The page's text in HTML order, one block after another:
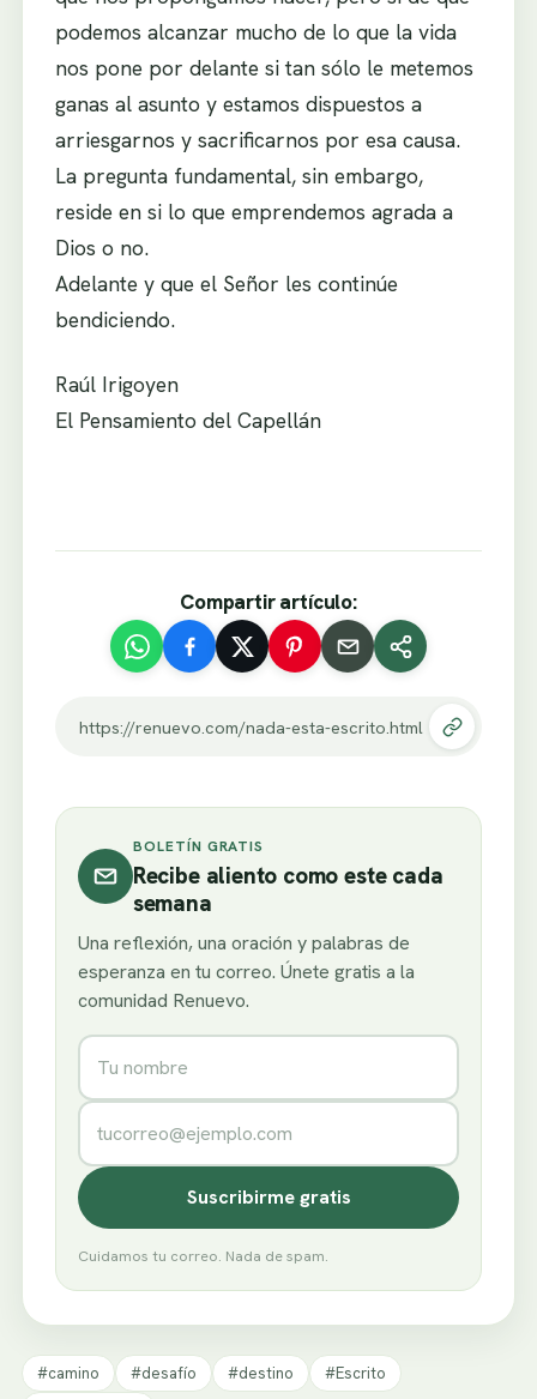
podemos alcanzar mucho de lo que la vida
nos pone por delante si tan sólo le metemos
ganas al asunto y estamos dispuestos a
arriesgarnos y sacrificarnos por esa causa.
La pregunta fundamental, sin embargo,
reside en si lo que emprendemos agrada a
Dios o no.
Adelante y que el Señor les continúe
bendiciendo.
Raúl Irigoyen
El Pensamiento del Capellán
Compartir artículo:
https://renuevo.com/nada-esta-escrito.html
BOLETÍN GRATIS
Recibe aliento como este cada
semana
Una reflexión, una oración y palabras de
esperanza en tu correo. Únete gratis a la
comunidad Renuevo.
Nombre
Correo electrónico
Suscribirme gratis
Cuidamos tu correo. Nada de spam.
#camino #desafío #destino
#Escrito